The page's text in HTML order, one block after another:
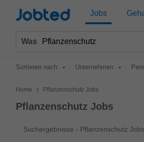
Jobted Jobs
Was
Sortieren nach Unternehmen
Home > Pflanzenschutz Jobs
Pflanzenschutz Jobs
Suchergebnisse - Pflanzenschutz Jobs